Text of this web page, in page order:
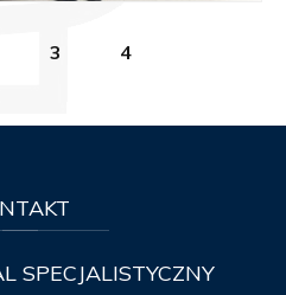
3 4
SPECJALISTYCZNY